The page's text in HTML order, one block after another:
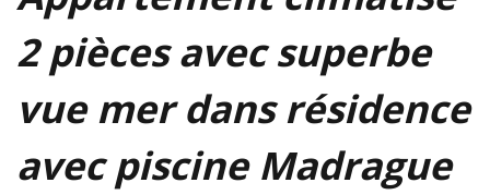
2 pièces avec superbe
vue mer dans résidence
avec piscine Madrague